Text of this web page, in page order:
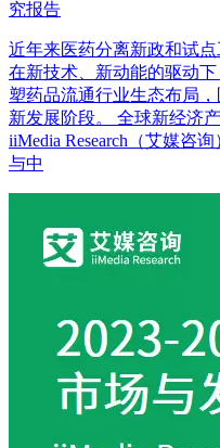
究报告
近年来医药分离新政和试
在新技术、新动能的驱动
塑药品流通行业生态布局
新发展阶段。 全球新经济
iiMedia Research（艾媒咨
与中